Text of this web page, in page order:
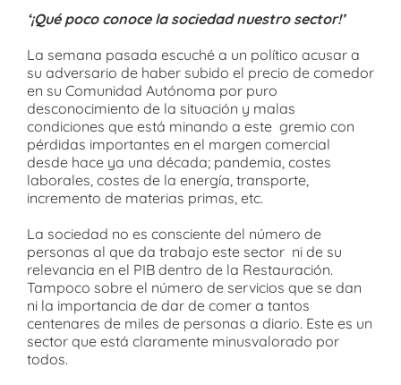
‘¡Qué poco conoce la sociedad nuestro sector!’
La semana pasada escuché a un político acusar a
su adversario de haber subido el precio de comedor
en su Comunidad Autónoma por puro
desconocimiento de la situación y malas
condiciones que está minando a este gremio con
pérdidas importantes en el margen comercial
desde hace ya una década; pandemia, costes
laborales, costes de la energía, transporte,
incremento de materias primas, etc.
La sociedad no es consciente del número de
personas al que da trabajo este sector ni de su
relevancia en el PIB dentro de la Restauración.
Tampoco sobre el número de servicios que se dan
ni la importancia de dar de comer a tantos
centenares de miles de personas a diario. Este es un
sector que está claramente minusvalorado por
todos.